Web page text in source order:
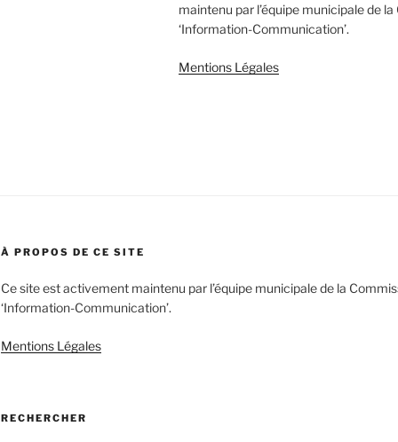
maintenu par l’équipe municipale de
‘Information-Communication’.
Mentions Légales
À PROPOS DE CE SITE
Ce site est activement maintenu par l’équipe municipale de la
‘Information-Communication’.
Mentions Légales
RECHERCHER